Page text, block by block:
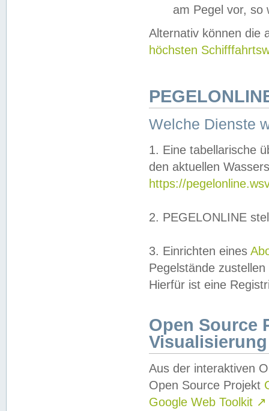
am Pegel vor,
Alternativ können die
höchsten
Welche Dienste
1. Eine tabellarische
den aktuellen
https://
2. PEGELONLINE
3. Einrichten eines
Pegelstände
Hierfür ist eine
Open Source
Visualisierung
Aus der interaktiven
Open Source Projekt
Google Web Toolkit ↗